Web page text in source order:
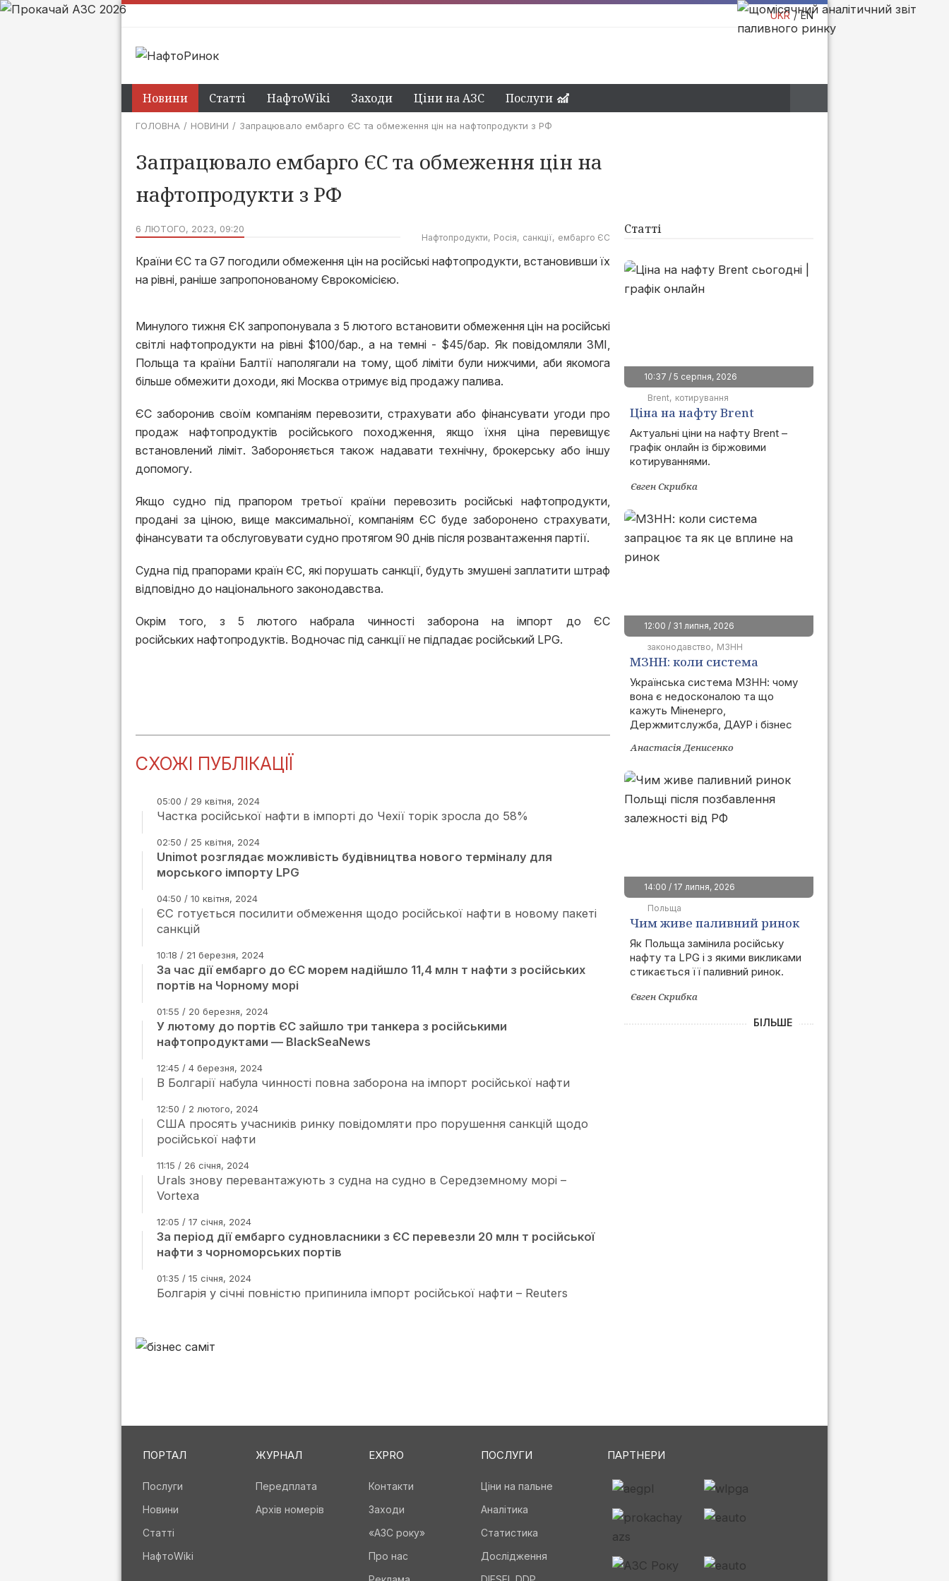
UKR EN
Новини Статті НафтоWiki Заходи Ціни на АЗС Послуги
ГОЛОВНА НОВИНИ Запрацювало ембарго ЄС та обмеження цін на нафтопродукти з РФ
Запрацювало ембарго ЄС та обмеження цін на
нафтопродукти з РФ
6 ЛЮТОГО, 2023, 09:20
Нафтопродукти Росія санкції ембарго ЄС
Країни ЄС та G7 погодили обмеження цін на російські нафтопродукти, встановивши їх
на рівні, раніше запропонованому Єврокомісією.
Минулого тижня ЄК запропонувала з 5 лютого встановити обмеження цін на російські
світлі нафтопродукти на рівні $100/бар., а на темні - $45/бар. Як повідомляли ЗМІ,
Польща та країни Балтії наполягали на тому, щоб ліміти були нижчими, аби якомога
більше обмежити доходи, які Москва отримує від продажу палива.
ЄС заборонив своїм компаніям перевозити, страхувати або фінансувати угоди про
продаж нафтопродуктів російського походження, якщо їхня ціна перевищує
встановлений ліміт. Забороняється також надавати технічну, брокерську або іншу
допомогу.
Якщо судно під прапором третьої країни перевозить російські нафтопродукти,
продані за ціною, вище максимальної, компаніям ЄС буде заборонено страхувати,
фінансувати та обслуговувати судно протягом 90 днів після розвантаження партії.
Судна під прапорами країн ЄС, які порушать санкції, будуть змушені заплатити штраф
відповідно до національного законодавства.
Окрім того, з 5 лютого набрала чинності заборона на імпорт до ЄС
російських нафтопродуктів. Водночас під санкції не підпадає російський LPG.
СХОЖІ ПУБЛІКАЦІЇ
05:00 / 29 квітня, 2024
Частка російської нафти в імпорті до Чехії торік зросла до 58%
02:50 / 25 квітня, 2024
Unimot розглядає можливість будівництва нового терміналу для
морського імпорту LPG
04:50 / 10 квітня, 2024
ЄС готується посилити обмеження щодо російської нафти в новому пакеті
санкцій
10:18 / 21 березня, 2024
За час дії ембарго до ЄС морем надійшло 11,4 млн т нафти з російських
портів на Чорному морі
01:55 / 20 березня, 2024
У лютому до портів ЄС зайшло три танкера з російськими
нафтопродуктами — BlackSeaNews
12:45 / 4 березня, 2024
В Болгарії набула чинності повна заборона на імпорт російської нафти
12:50 / 2 лютого, 2024
США просять учасників ринку повідомляти про порушення санкцій щодо
російської нафти
11:15 / 26 січня, 2024
Urals знову перевантажують з судна на судно в Середземному морі –
Vortexa
12:05 / 17 січня, 2024
За період дії ембарго судновласники з ЄС перевезли 20 млн т російської
нафти з чорноморських портів
01:35 / 15 січня, 2024
Болгарія у січні повністю припинила імпорт російської нафти – Reuters
Статті
10:37 / 5 серпня, 2026
Brent котирування
Ціна на нафту Brent
сьогодні | графік онлайн
Актуальні ціни на нафту Brent –
графік онлайн із біржовими
котируваннями.
Євген Скрибка
12:00 / 31 липня, 2026
законодавство
МЗНН
МЗНН: коли система
запрацює та як це вплине
на ринок
Українська система МЗНН: чому
вона є недосконалою та що
кажуть Міненерго,
Держмитслужба, ДАУР і бізнес
Анастасія Денисенко
14:00 / 17 липня, 2026
Польща
Чим живе паливний ринок
Польщі після позбавлення
залежності від РФ
Як Польща замінила російську
нафту та LPG і з якими викликами
стикається її паливний ринок.
Євген Скрибка
БІЛЬШЕ
ПОРТАЛ
Послуги
Новини
Статті
НафтоWiki
ЖУРНАЛ
Передплата
Архів номерів
EXPRO
Контакти
Заходи
«АЗС року»
Про нас
ПОСЛУГИ
Ціни на пальне
Аналітика
Статистика
Дослідження
ПАРТНЕРИ